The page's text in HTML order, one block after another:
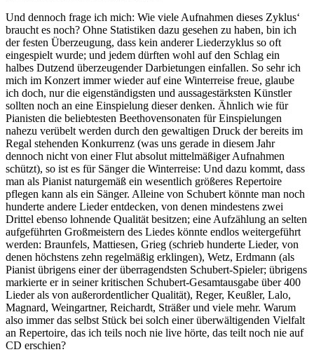
Und dennoch frage ich mich: Wie viele Aufnahmen dieses Zyklus‘
braucht es noch? Ohne Statistiken dazu gesehen zu haben, bin ich
der festen Überzeugung, dass kein anderer Liederzyklus so oft
eingespielt wurde; und jedem dürften wohl auf den Schlag ein
halbes Dutzend überzeugender Darbietungen einfallen. So sehr ich
mich im Konzert immer wieder auf eine Winterreise freue, glaube
ich doch, nur die eigenständigsten und aussagestärksten Künstler
sollten noch an eine Einspielung dieser denken. Ähnlich wie für
Pianisten die beliebtesten Beethovensonaten für Einspielungen
nahezu verübelt werden durch den gewaltigen Druck der bereits im
Regal stehenden Konkurrenz (was uns gerade in diesem Jahr
dennoch nicht von einer Flut absolut mittelmäßiger Aufnahmen
schützt), so ist es für Sänger die Winterreise: Und dazu kommt, dass
man als Pianist naturgemäß ein wesentlich größeres Repertoire
pflegen kann als ein Sänger. Alleine von Schubert könnte man noch
hunderte andere Lieder entdecken, von denen mindestens zwei
Drittel ebenso lohnende Qualität besitzen; eine Aufzählung an selten
aufgeführten Großmeistern des Liedes könnte endlos weitergeführt
werden: Braunfels, Mattiesen, Grieg (schrieb hunderte Lieder, von
denen höchstens zehn regelmäßig erklingen), Wetz, Erdmann (als
Pianist übrigens einer der überragendsten Schubert-Spieler; übrigens
markierte er in seiner kritischen Schubert-Gesamtausgabe über 400
Lieder als von außerordentlicher Qualität), Reger, Keußler, Lalo,
Magnard, Weingartner, Reichardt, Sträßer und viele mehr. Warum
also immer das selbst Stück bei solch einer überwältigenden Vielfalt
an Repertoire, das ich teils noch nie live hörte, das teilt noch nie auf
CD erschien?